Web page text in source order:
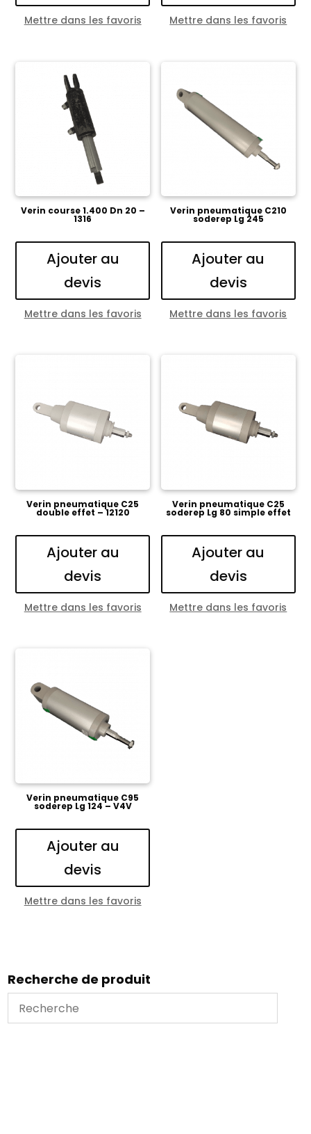
Mettre dans les favoris Mettre dans les favoris
Verin course 1.400 Dn 20 –
1316
Ajouter au
devis
Mettre dans les favoris
Verin pneumatique C210
soderep Lg 245
Ajouter au
devis
Mettre dans les favoris
Verin pneumatique C25
double effet – 12120
Ajouter au
devis
Mettre dans les favoris
Verin pneumatique C25
soderep Lg 80 simple effet
Ajouter au
devis
Mettre dans les favoris
Verin pneumatique C95
soderep Lg 124 – V4V
Ajouter au
devis
Mettre dans les favoris
Recherche de produit